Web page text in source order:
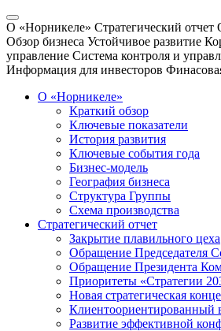
О «Норникеле» Стратегический отчет
Обзор бизнеса Устойчивое развитие
управление Система контроля и
Информация для инвесторов
О «Норникеле»
Краткий обзор
Ключевые показатели
История развития
Ключевые события года
Бизнес-модель
География бизнеса
Структура Группы
Схема производства
Стратегический отчет
Закрытие плавильного цеха
Обращение Председателя
Обращение Президента
Приоритеты «Стратегии
Новая стратегическая
Клиентоориентированный
Развитие эффективной